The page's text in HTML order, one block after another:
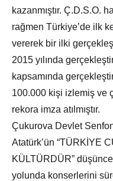
kazanmıştır. Ç.D.S.O.
rağmen Türkiye’de ilk
vererek bir ilki
2015 yılında
kapsamında
100.000 kişi izlemiş ve
rekora imza atılmıştır.
Çukurova Devlet
Atatürk’ün “TÜRKİYE
KÜLTÜRDÜR”
yolunda konserlerini